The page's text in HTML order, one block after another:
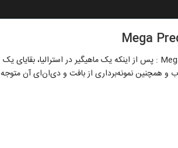
خلاصه داستان : دانلود مستند ابر شکارچیان Mega Predators of Oz 2021 : پس از اینکه یک ماهیگیر در استرالیا، بقایای یک
آب و همچنین نمونه‌برداری از بافت و دی‌ان‌ای آن متوجه